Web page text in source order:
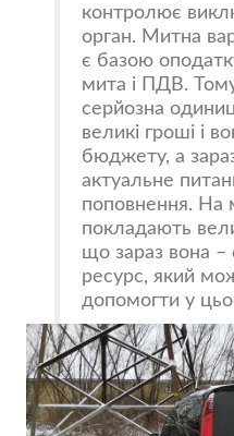
контролює
орган. Митна
є базою
мита і ПДВ.
серйозна
великі гроші і
бюджету, а
актуальне
поповнення. На
покладають
що зараз вона –
ресурс, який
допомогти у